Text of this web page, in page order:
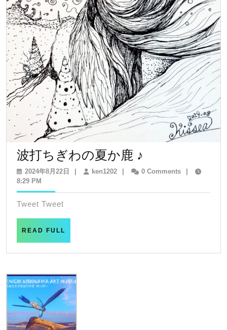
波打ちぎわの夏か鹿 ♪
打
2024年8月22日
2024
日
ken1202ken12020 Comments
8:29 PM
Tweet Tweet
READ FULL